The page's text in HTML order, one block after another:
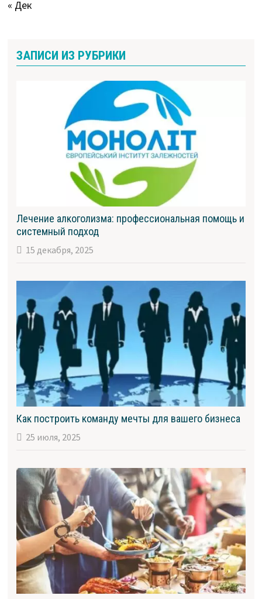
« Дек
ЗАПИСИ ИЗ РУБРИКИ
Лечение алкоголизма: профессиональная помощь и
системный подход
15 декабря, 2025
Как построить команду мечты для вашего бизнеса
25 июля, 2025